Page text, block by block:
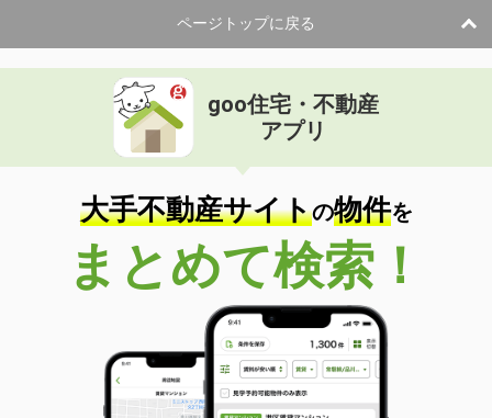
ページトップに戻る
goo住宅・不動産
アプリ
大手不動産サイトの物件を
まとめて検索！